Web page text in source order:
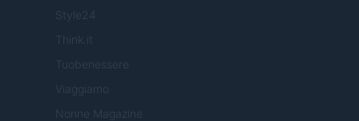
Style24
Think.it
Tuobenessere
Viaggiamo
Nonne Magazine